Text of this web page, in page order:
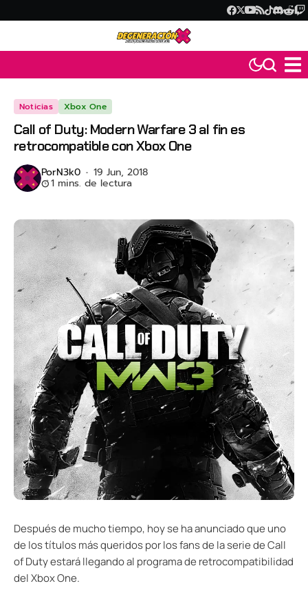
Noticias Xbox One
Call of Duty: Modern Warfare 3 al fin es
retrocompatible con Xbox One
PorN3k0 19 Jun, 2018
1 mins. de lectura
Después de mucho tiempo, hoy se ha anunciado que uno
de los títulos más queridos por los fans de la serie de Call
of Duty estará llegando al programa de retrocompatibilidad
del Xbox One.